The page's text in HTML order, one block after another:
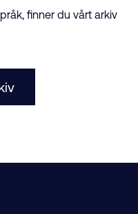
finner du vårt arkiv